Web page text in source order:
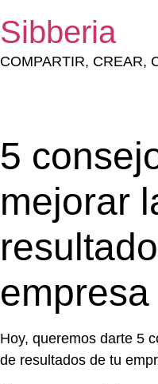
Sibberia
COMPARTIR, CREAR,
5
mejorar
empresa
Hoy, queremos darte 5
de resultados de tu